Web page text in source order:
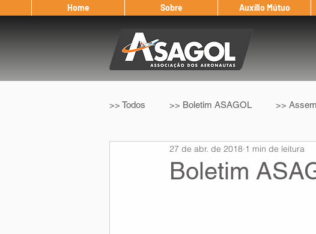
Home Sobre Auxílio Mútuo
>> Todos >> Boletim ASAGOL >>
>> Legislação >> IFALPA >>
Boletim
27 de abr. de 2018 1 min de leitura